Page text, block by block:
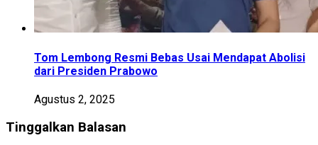
Tom Lembong Resmi Bebas Usai Mendapat Abolisi
dari Presiden Prabowo
Agustus 2, 2025
Tinggalkan Balasan